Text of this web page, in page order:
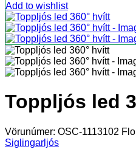
Add to wishlist
Toppljós led
Vörunúmer: OSC-1113102
Siglingarljós